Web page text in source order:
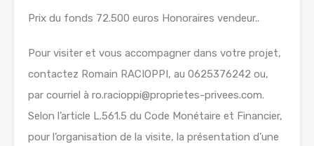
Prix du fonds 72.500 euros Honoraires vendeur..
Pour visiter et vous accompagner dans votre projet,
contactez Romain RACIOPPI, au 0625376242 ou,
par courriel à ro.racioppi@proprietes-privees.com.
Selon l’article L.561.5 du Code Monétaire et Financier,
pour l’organisation de la visite, la présentation d’une